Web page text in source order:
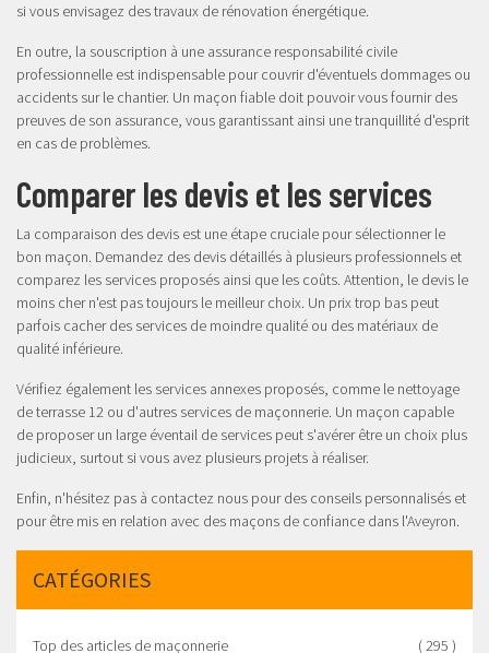
si vous envisagez des travaux de rénovation énergétique.
En outre, la souscription à une assurance responsabilité civile
professionnelle est indispensable pour couvrir d'éventuels dommages ou
accidents sur le chantier. Un maçon fiable doit pouvoir vous fournir des
preuves de son assurance, vous garantissant ainsi une tranquillité d'esprit
en cas de problèmes.
Comparer les devis et les services
La comparaison des devis est une étape cruciale pour sélectionner le
bon maçon. Demandez des devis détaillés à plusieurs professionnels et
comparez les services proposés ainsi que les coûts. Attention, le devis le
moins cher n'est pas toujours le meilleur choix. Un prix trop bas peut
parfois cacher des services de moindre qualité ou des matériaux de
qualité inférieure.
Vérifiez également les services annexes proposés, comme le nettoyage
de terrasse 12 ou d'autres services de maçonnerie. Un maçon capable
de proposer un large éventail de services peut s'avérer être un choix plus
judicieux, surtout si vous avez plusieurs projets à réaliser.
Enfin, n'hésitez pas à contactez nous pour des conseils personnalisés et
pour être mis en relation avec des maçons de confiance dans l'Aveyron.
CATÉGORIES
Top des articles de maçonnerie ( 295 )